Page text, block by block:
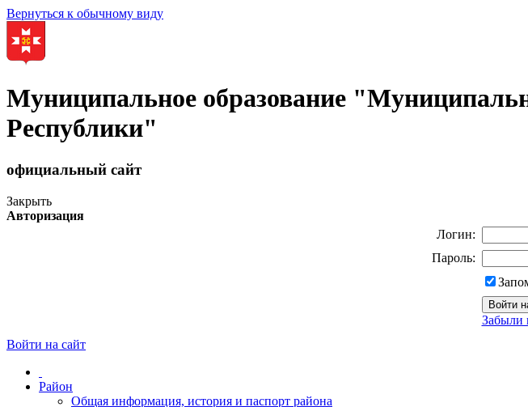
Вернуться к обычному виду
Муниципальное образование
Республики"
официальный сайт
Закрыть
Авторизация
Логин:
Пароль:
Забыли
Войти на сайт
Район
Общая информация, история и паспорт района